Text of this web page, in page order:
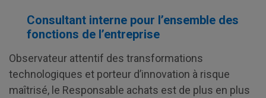
Consultant interne pour l’ensemble des
fonctions de l’entreprise
Observateur attentif des transformations
technologiques et porteur d’innovation à risque
maîtrisé, le Responsable achats est de plus en plus